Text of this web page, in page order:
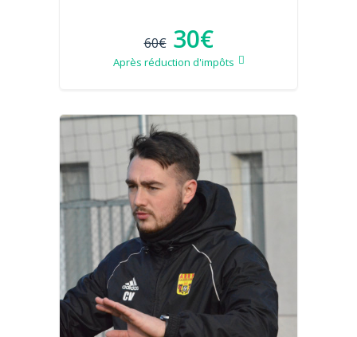
60€ 30€
Après réduction d'impôts